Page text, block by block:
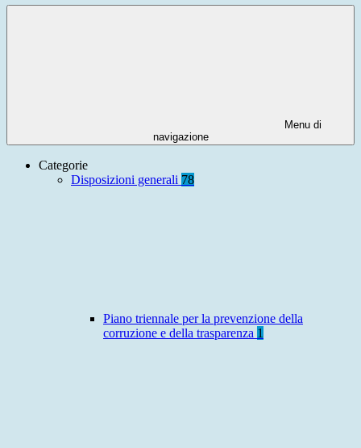
Menu di
navigazione
Categorie
Disposizioni generali 78
Piano triennale per la prevenzione della
corruzione e della trasparenza 1